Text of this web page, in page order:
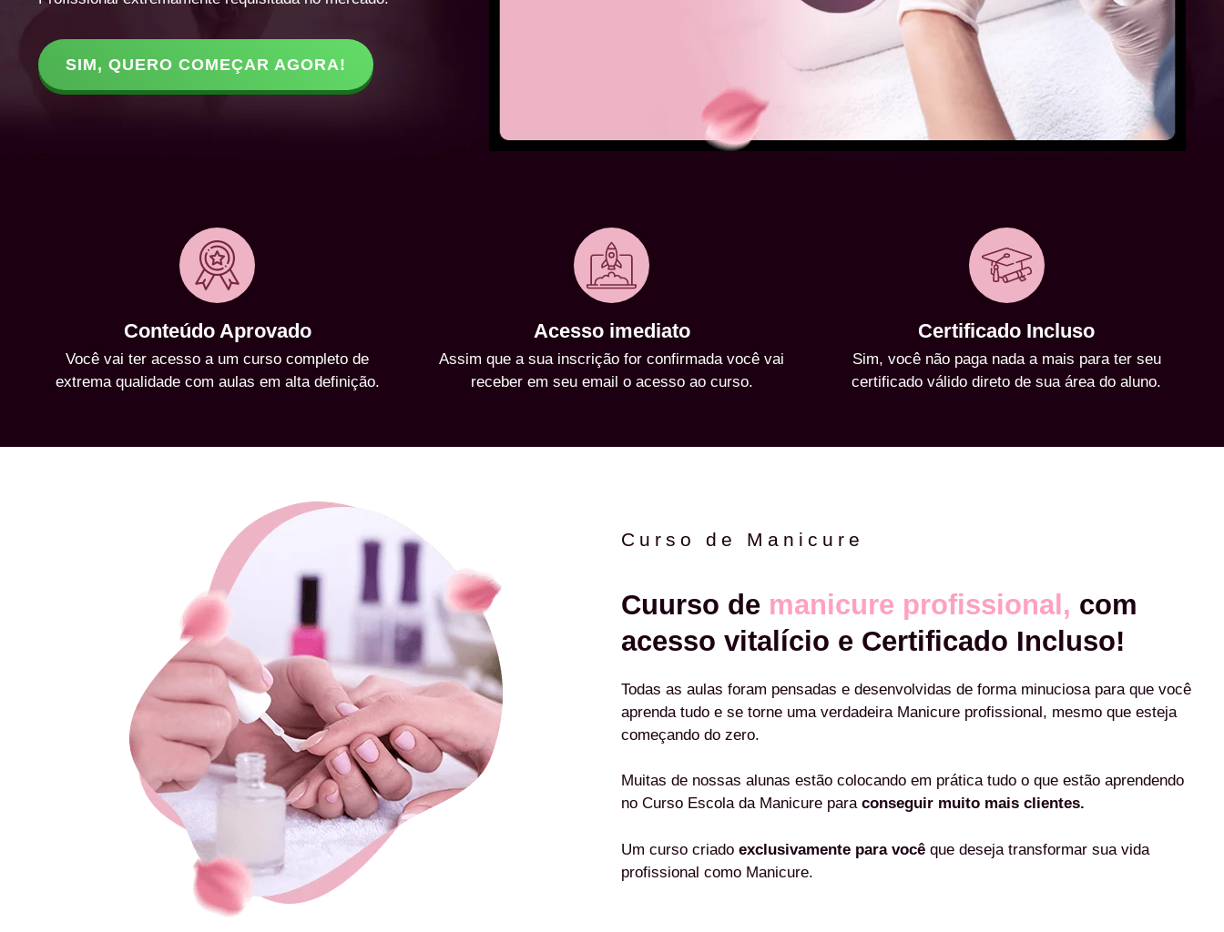
SIM, QUERO COMEÇAR AGORA!
Conteúdo Aprovado
Você vai ter acesso a um curso completo de
extrema qualidade com aulas em alta definição.
Acesso imediato
Assim que a sua inscrição for confirmada você vai
receber em seu email o acesso ao curso.
Certificado Incluso
Sim, você não paga nada a mais para ter seu
certificado válido direto de sua área do aluno.
Curso de Manicure
Cuurso de manicure profissional, com
acesso vitalício e Certificado Incluso!
Todas as aulas foram pensadas e desenvolvidas de forma minuciosa para que você
aprenda tudo e se torne uma verdadeira Manicure profissional, mesmo que esteja
começando do zero.
Muitas de nossas alunas estão colocando em prática tudo o que estão aprendendo
no Curso Escola da Manicure para conseguir muito mais clientes.
Um curso criado exclusivamente para você que deseja transformar sua vida
profissional como Manicure.